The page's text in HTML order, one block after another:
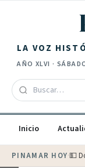
LA VOZ
AÑO XLVI ·
Inicio
PINAMAR HOY·💵